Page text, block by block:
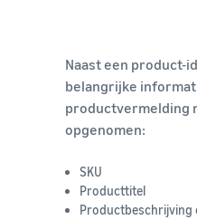
Naast een product-
belangrijke
productvermelding
opgenomen:
SKU
Producttitel
Productbeschrijving